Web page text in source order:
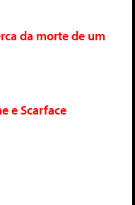
da morte de um
e Scarface